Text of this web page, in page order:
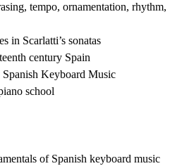
tempo, ornamentation, rhythm,
in Scarlatti’s sonatas
century Spain
Keyboard Music
school
of Spanish keyboard music